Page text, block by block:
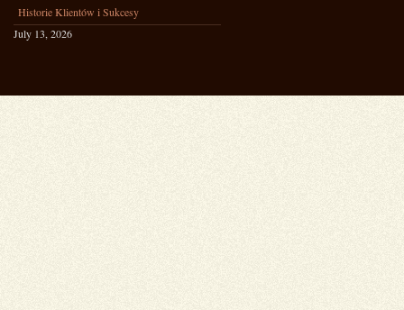
Historie Klientów i Sukcesy
July 13, 2026